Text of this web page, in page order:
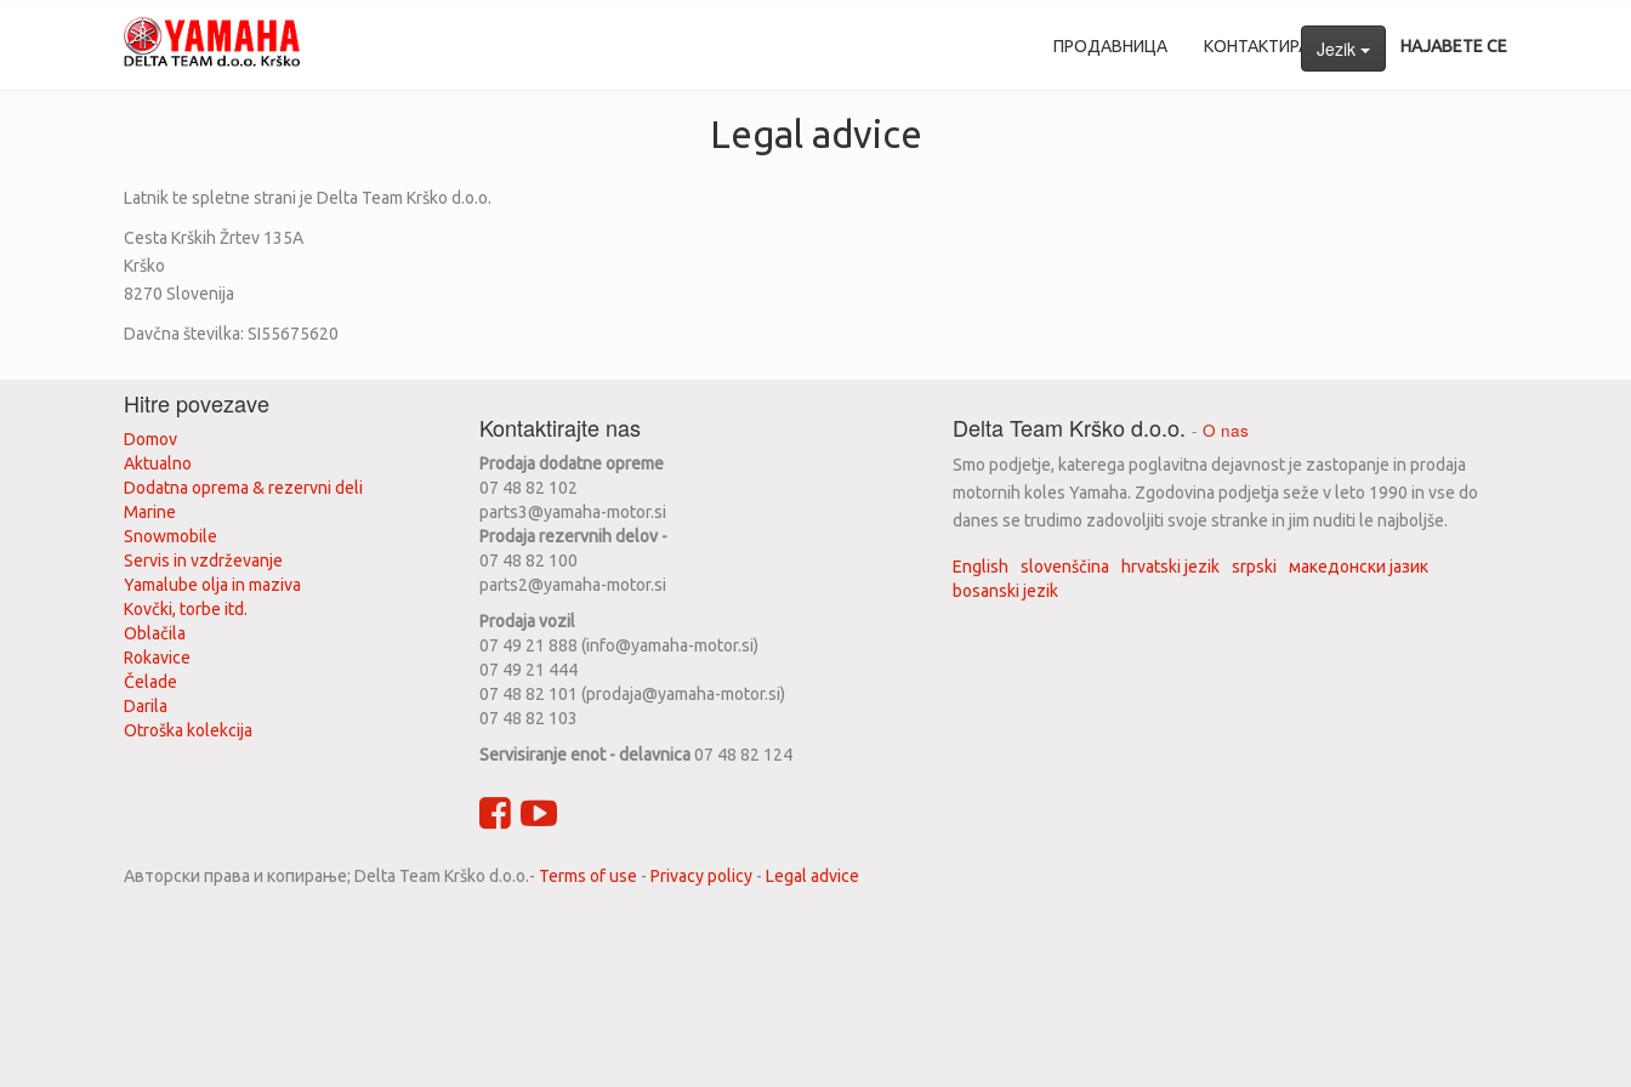
ПРОДАВНИЦА КОНТАКТИРАЈТЕ НÉ НАЈАВЕТЕ СЕ
Jezik
Legal advice
Latnik te spletne strani je Delta Team Krško d.o.o.
Cesta Krških Žrtev 135A
Krško
8270 Slovenija
Davčna številka: SI55675620
Hitre povezave
Domov
Aktualno
Dodatna oprema & rezervni deli
Marine
Snowmobile
Servis in vzdrževanje
Yamalube olja in maziva
Kovčki, torbe itd.
Oblačila
Rokavice
Čelade
Darila
Otroška kolekcija
Kontaktirajte nas
Prodaja dodatne opreme
07 48 82 102
parts3@yamaha-motor.si
Prodaja rezervnih delov -
07 48 82 100
parts2@yamaha-motor.si
Prodaja vozil
07 49 21 888 (info@yamaha-motor.si)
07 49 21 444
07 48 82 101 (prodaja@yamaha-motor.si)
07 48 82 103
Servisiranje enot - delavnica07 48 82 124
Delta Team Krško d.o.o. - O nas
Smo podjetje, katerega poglavitna dejavnost je zastopanje in prodaja
motornih koles Yamaha. Zgodovina podjetja seže v leto 1990 in vse do
danes se trudimo zadovoljiti svoje stranke in jim nuditi le najboljše.
English slovenščina hrvatski jezik srpski
македонски јазик
bosanski jezik
Авторски права и копирање; Delta Team Krško d.o.o.- Terms of use - Privacy policy - Legal advice